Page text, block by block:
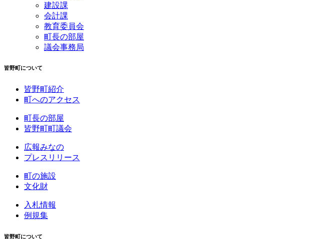
建設課
会計課
教育委員会
町長の部屋
議会事務局
皆野町について
皆野町紹介
町へのアクセス
町長の部屋
皆野町町議会
広報みなの
プレスリリース
町の施設
文化財
入札情報
例規集
皆野町について